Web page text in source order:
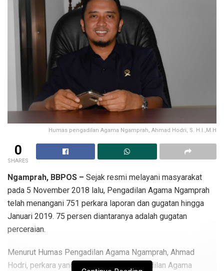
Humas pengadilan Agama Ngamprah, Ahmad Hodri, S. H.I.,M.H
0
SHARES
Ngamprah, BBPOS – Sejak resmi melayani masyarakat
pada 5 November 2018 lalu, Pengadilan Agama Ngamprah
telah menangani 751 perkara laporan dan gugatan hingga
Januari 2019. 75 persen diantaranya adalah gugatan
perceraian.
Menurut Humas Pengadilan Agama Ngamprah, Ahmad
Hodri, perkara yang ditangani oleh Pengadilan Agama